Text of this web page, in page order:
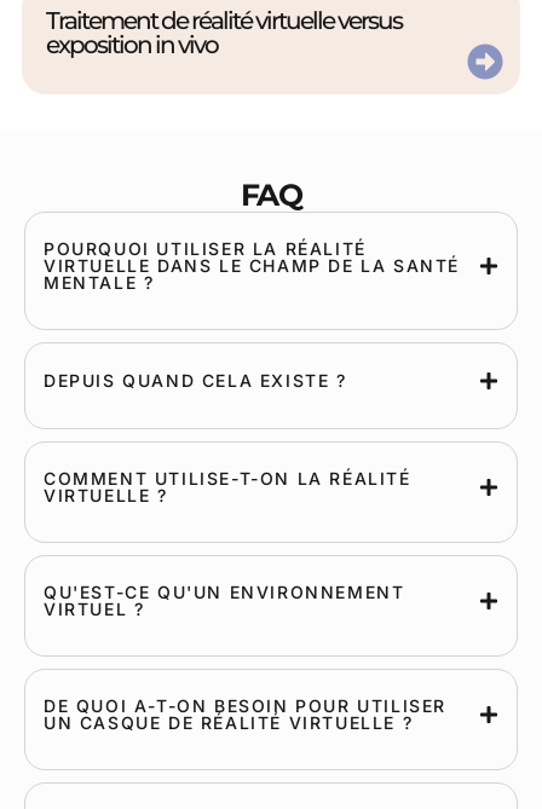
Traitement de réalité virtuelle versus
exposition in vivo
FAQ
POURQUOI UTILISER LA RÉALITÉ
VIRTUELLE DANS LE CHAMP DE LA SANTÉ
MENTALE ?
DEPUIS QUAND CELA EXISTE ?
COMMENT UTILISE-T-ON LA RÉALITÉ
VIRTUELLE ?
QU'EST-CE QU'UN ENVIRONNEMENT
VIRTUEL ?
DE QUOI A-T-ON BESOIN POUR UTILISER
UN CASQUE DE RÉALITÉ VIRTUELLE ?